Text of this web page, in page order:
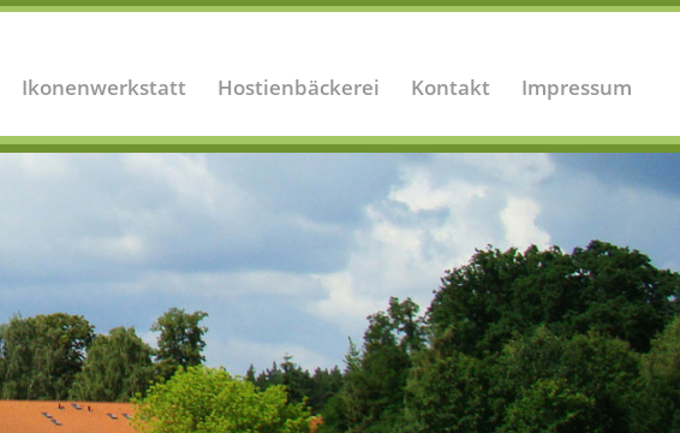
Ikonenwerkstatt Hostienbäckerei Kontakt Impressum